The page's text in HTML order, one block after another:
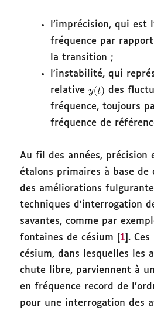
l’imprécision, qui
fréquence par
la transition ;
l’instabilité, qui
relative
des
fréquence, toujours
fréquence de
Au fil des années, précision
étalons primaires à base de
des améliorations
techniques d’interrogation
savantes, comme par
fontaines de césium [ 1 ].
césium, dans lesquelles les
chute libre, parviennent à
en fréquence record de
pour une interrogation des